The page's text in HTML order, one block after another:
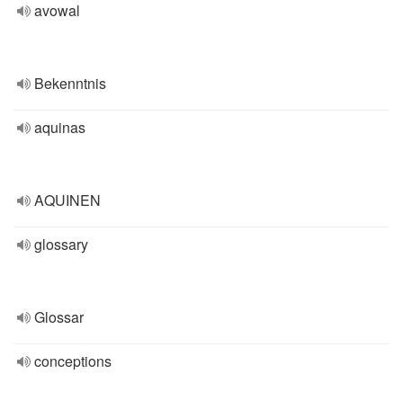
avowal
Bekenntnis
aquinas
AQUINEN
glossary
Glossar
conceptions